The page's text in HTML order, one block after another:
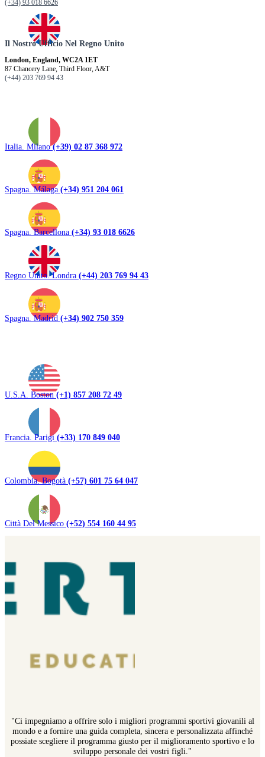
(+34) 93 018 6626
Il Nostro Ufficio Nel Regno Unito
London, England, WC2A 1ET
87 Chancery Lane, Third Floor, A&T
(+44) 203 769 94 43
Italia. Milano(+39) 02 87 368 972
Spagna. Málaga (+34) 951 204 061
Spagna. Barcellona (+34) 93 018 6626
Regno Unito. Londra (+44) 203 769 94 43
Spagna. Madrid (+34) 902 750 359
U.S.A. Boston(+1) 857 208 72 49
Francia. Parigi(+33) 170 849 040
Colombia. Bogotà (+57) 601 75 64 047
Città Del Messico (+52) 554 160 44 95
"Ci impegniamo a offrire solo i migliori programmi sportivi giovanili al
mondo e a fornire una guida completa, sincera e personalizzata affinché
possiate scegliere il programma giusto per il miglioramento sportivo e lo
sviluppo personale dei vostri figli."